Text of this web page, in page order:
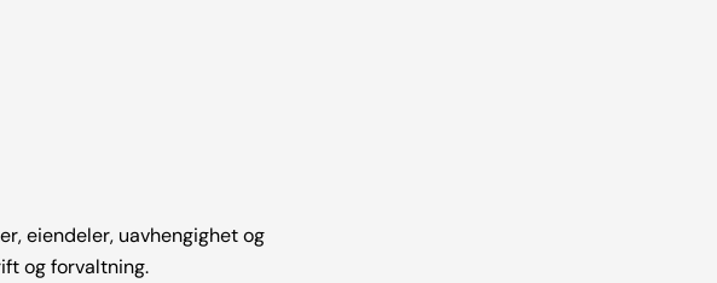
eiendeler, uavhengighet og
og forvaltning.